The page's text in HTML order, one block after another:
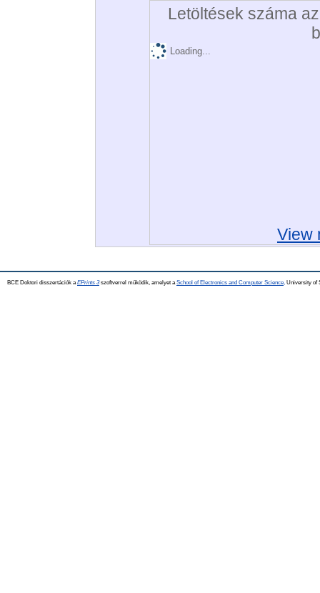
Letöltések száma
Loading...
View
BCE Doktori disszertációk a EPrints 3szoftverrel működik, amelyet a School of Electronics and Computer Science, University of